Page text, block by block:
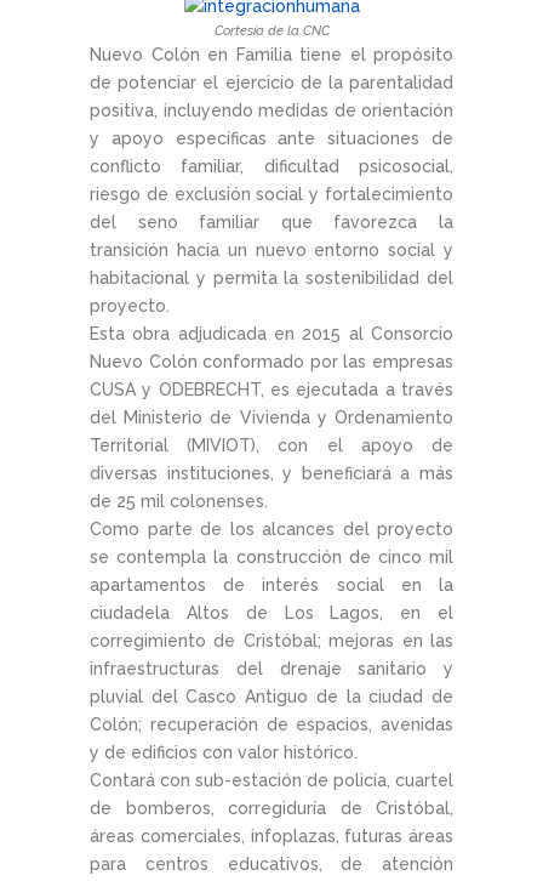
Cortesía de la CNC
Nuevo Colón en Familia tiene el propósito
de potenciar el ejercicio de la parentalidad
positiva, incluyendo medidas de orientación
y apoyo específicas ante situaciones de
conflicto familiar, dificultad psicosocial,
riesgo de exclusión social y fortalecimiento
del seno familiar que favorezca la
transición hacia un nuevo entorno social y
habitacional y permita la sostenibilidad del
proyecto.
Esta obra adjudicada en 2015 al Consorcio
Nuevo Colón conformado por las empresas
CUSA y ODEBRECHT, es ejecutada a través
del Ministerio de Vivienda y Ordenamiento
Territorial (MIVIOT), con el apoyo de
diversas instituciones, y beneficiará a más
de 25 mil colonenses.
Como parte de los alcances del proyecto
se contempla la construcción de cinco mil
apartamentos de interés social en la
ciudadela Altos de Los Lagos, en el
corregimiento de Cristóbal; mejoras en las
infraestructuras del drenaje sanitario y
pluvial del Casco Antiguo de la ciudad de
Colón; recuperación de espacios, avenidas
y de edificios con valor histórico.
Contará con sub-estación de policía, cuartel
de bomberos, corregiduría de Cristóbal,
áreas comerciales, infoplazas, futuras áreas
para centros educativos, de atención